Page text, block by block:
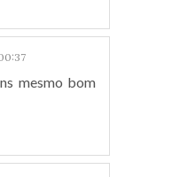
mesmo bom